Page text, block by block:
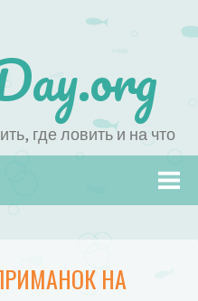
где ловить и на что
НА